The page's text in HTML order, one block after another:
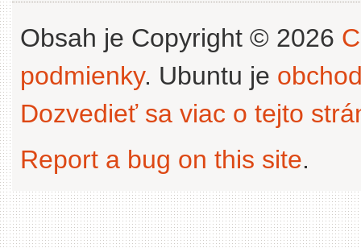
Obsah je Copyright © 2026
podmienky. Ubuntu je
Dozvedieť sa viac o tejto
Report a bug on this site.